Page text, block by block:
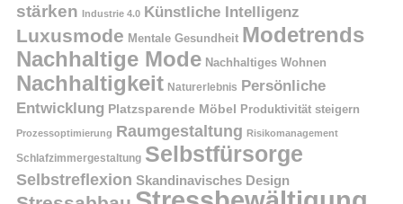
stärken
Industrie 4.0 Künstliche Intelligenz
Luxusmode Mentale Gesundheit Modetrends
Nachhaltige Mode Nachhaltiges Wohnen
Nachhaltigkeit Naturerlebnis Persönliche
Entwicklung Platzsparende Möbel Produktivität steigern
Prozessoptimierung Raumgestaltung Risikomanagement
Schlafzimmergestaltung Selbstfürsorge
Selbstreflexion Skandinavisches Design